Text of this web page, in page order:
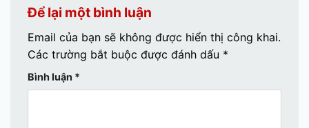
Để lại một bình luận
Email của bạn sẽ không được hiển thị công khai.
Các trường bắt buộc được đánh dấu *
Bình luận *